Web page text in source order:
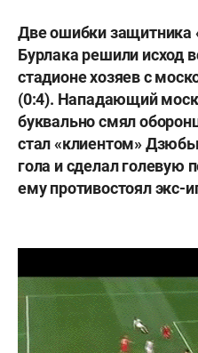
Две ошибки защитника
Бурлака решили исход
стадионе хозяев с
(0:4). Нападающий
буквально смял
стал«клиентом»
гола и сделал голевую
ему противостоял экс-